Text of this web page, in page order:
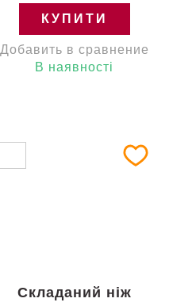
КУПИТИ
Добавить в сравнение
В наявності
Складаний ніж